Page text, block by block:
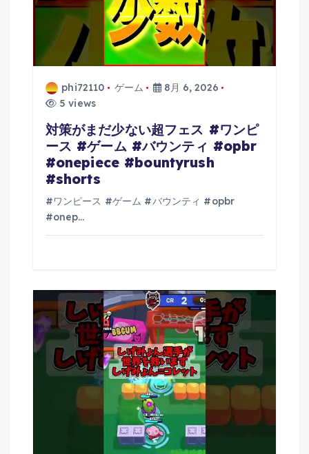
phi72110 ゲーム
8月 6, 2026
5 views
対策がまだ少ない超フェス #ワンピ
ース #ゲーム #バウンティ #opbr
#onepiece #bountyrush
#shorts
#ワンピース #ゲーム #バウンティ #opbr
#onep…